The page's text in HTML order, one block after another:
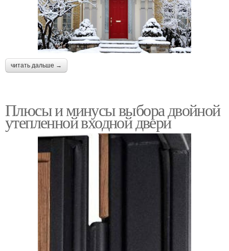
читать дальше →
Плюсы и минусы выбора двойной
утепленной входной двери